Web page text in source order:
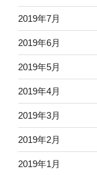
2019年7月
2019年6月
2019年5月
2019年4月
2019年3月
2019年2月
2019年1月